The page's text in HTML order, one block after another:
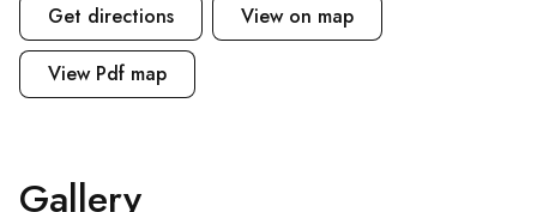
Get directions View on map
View Pdf map
Gallery